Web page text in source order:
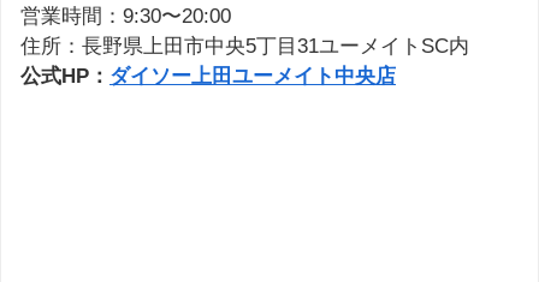
営業時間：9:30〜20:00
住所：長野県上田市中央5丁目31ユーメイトSC内
公式HP： ダイソー上田ユーメイト中央店